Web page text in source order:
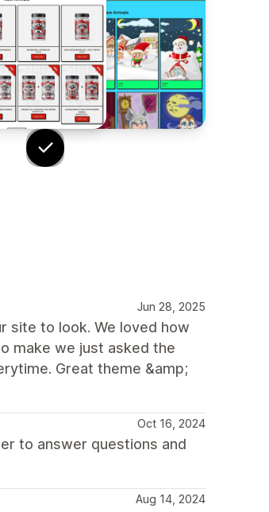
Jun 28, 2025
site to look. We loved how
make we just asked the
Great theme &amp;
Oct 16, 2024
to answer questions and
Aug 14, 2024